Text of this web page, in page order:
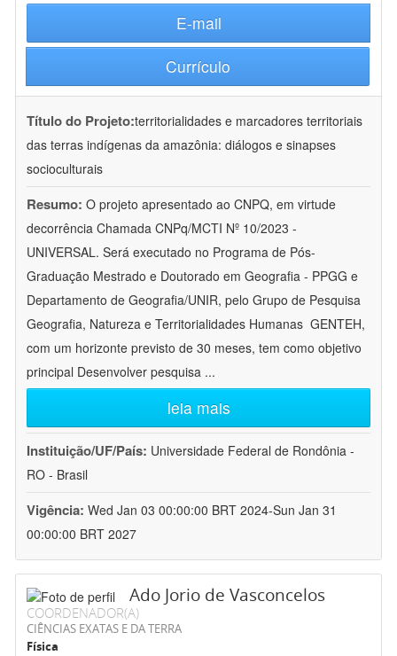
E-mail
Currículo
Título do Projeto:territorialidades e marcadores territoriais
das terras indígenas da amazônia: diálogos e sinapses
socioculturais
Resumo: O projeto apresentado ao CNPQ, em virtude
decorrência Chamada CNPq/MCTI Nº 10/2023 -
UNIVERSAL. Será executado no Programa de Pós-
Graduação Mestrado e Doutorado em Geografia - PPGG e
Departamento de Geografia/UNIR, pelo Grupo de Pesquisa
Geografia, Natureza e Territorialidades Humanas  GENTEH,
com um horizonte previsto de 30 meses, tem como objetivo
principal Desenvolver pesquisa ...
leia mais
Instituição/UF/País: Universidade Federal de Rondônia -
RO - Brasil
Vigência: Wed Jan 03 00:00:00 BRT 2024-Sun Jan 31
00:00:00 BRT 2027
Ado Jorio de Vasconcelos
COORDENADOR(A)
CIÊNCIAS EXATAS E DA TERRA
Física